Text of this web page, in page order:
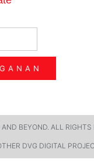
BEYOND. ALL RIGHTS
DVG DIGITAL